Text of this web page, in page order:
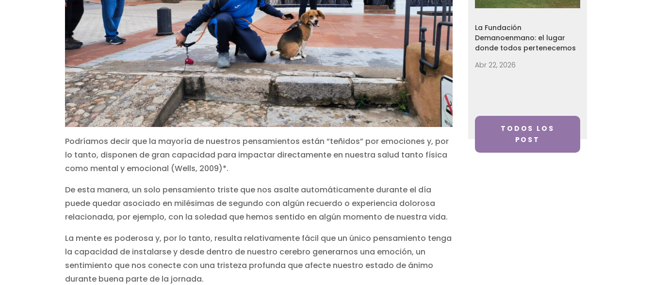
Podríamos decir que la mayoría de nuestros pensamientos están “teñidos” por emociones y, por
lo tanto, disponen de gran capacidad para impactar directamente en nuestra salud tanto física
como mental y emocional (Wells, 2009)*.
De esta manera, un solo pensamiento triste que nos asalte automáticamente durante el día
puede quedar asociado en milésimas de segundo con algún recuerdo o experiencia dolorosa
relacionada, por ejemplo, con la soledad que hemos sentido en algún momento de nuestra vida.
La mente es poderosa y, por lo tanto, resulta relativamente fácil que un único pensamiento tenga
la capacidad de instalarse y desde dentro de nuestro cerebro generarnos una emoción, un
sentimiento que nos conecte con una tristeza profunda que afecte nuestro estado de ánimo
durante buena parte de la jornada.
La Fundación
Demanoenmano: el lugar
donde todos pertenecemos
Abr 22, 2026
TODOS LOS
POST